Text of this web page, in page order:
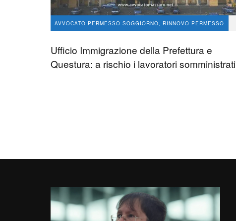
AVVOCATO PERMESSO SOGGIORNO, RINNOVO PERMESSO
avvocato Angelo Massaro 15
Ufficio Immigrazione della Prefettura e
Questura: a rischio i lavoratori somministrati